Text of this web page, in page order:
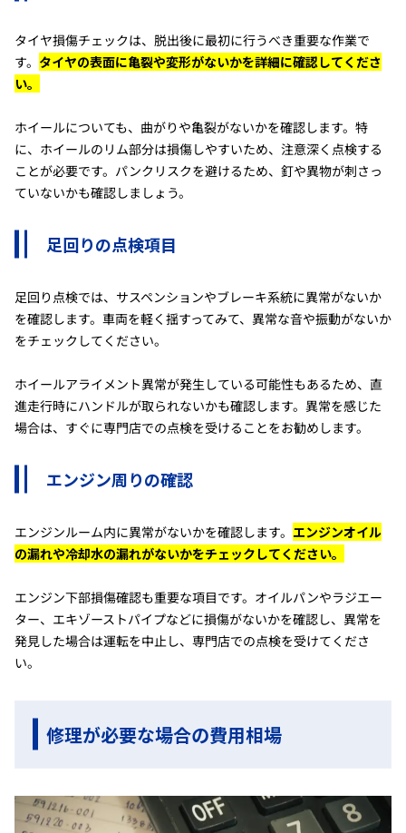
タイヤ損傷チェックは、脱出後に最初に行うべき重要な作業で
す。 タイヤの表面に亀裂や変形がないかを詳細に確認してくださ
い。
ホイールについても、曲がりや亀裂がないかを確認します。特
に、ホイールのリム部分は損傷しやすいため、注意深く点検する
ことが必要です。パンクリスクを避けるため、釘や異物が刺さっ
ていないかも確認しましょう。
足回りの点検項目
足回り点検では、サスペンションやブレーキ系統に異常がないか
を確認します。車両を軽く揺すってみて、異常な音や振動がないか
をチェックしてください。
ホイールアライメント異常が発生している可能性もあるため、直
進走行時にハンドルが取られないかも確認します。異常を感じた
場合は、すぐに専門店での点検を受けることをお勧めします。
エンジン周りの確認
エンジンルーム内に異常がないかを確認します。 エンジンオイル
の漏れや冷却水の漏れがないかをチェックしてください。
エンジン下部損傷確認も重要な項目です。オイルパンやラジエー
ター、エキゾーストパイプなどに損傷がないかを確認し、異常を
発見した場合は運転を中止し、専門店での点検を受けてくださ
い。
修理が必要な場合の費用相場